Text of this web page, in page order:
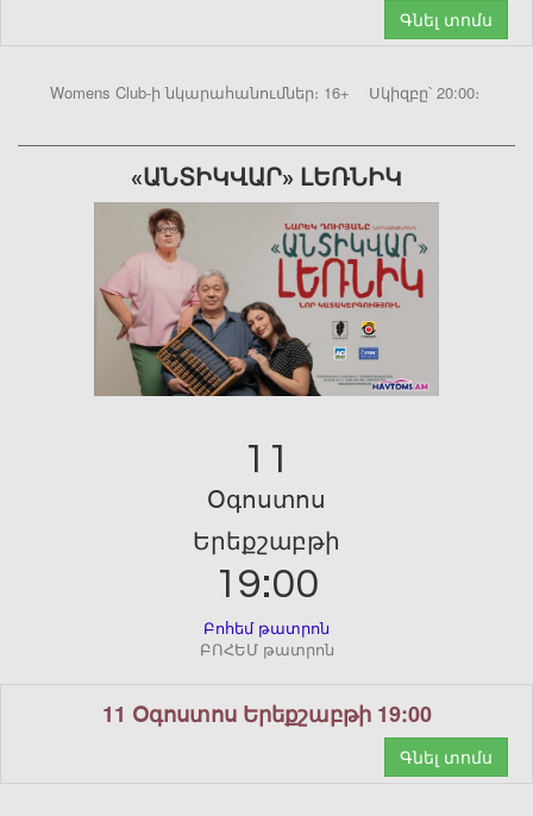
Գնել տոմս
Womens Club-ի նկարահանումներ։ 16+ Սկիզբը՝ 20:00։
«ԱՆՏԻԿՎԱՐ» ԼԵՌՆԻԿ
11
Օգոստոս
Երեքշաբթի
19:00
Բոհեմ թատրոն
ԲՈՀԵՄ թատրոն
11 Օգոստոս Երեքշաբթի 19:00
Գնել տոմս